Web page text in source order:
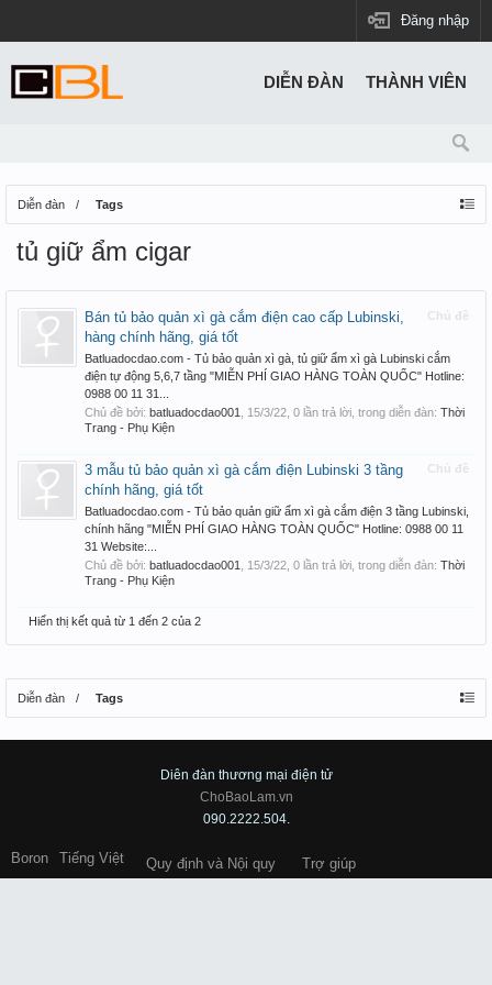
Đăng nhập
Diễn đàn Tags
tủ giữ ẩm cigar
Chủ đề
Bán tủ bảo quản xì gà cắm điện cao cấp Lubinski,
hàng chính hãng, giá tốt
Batluadocdao.com - Tủ bảo quản xì gà, tủ giữ ẩm xì gà Lubinski cắm
điện tự động 5,6,7 tầng "MIỄN PHÍ GIAO HÀNG TOÀN QUỐC" Hotline:
0988 00 11 31...
Chủ đề bởi: batluadocdao001 15/3/22 , 0 lần trả lời, trong diễn đàn: Thời
Trang - Phụ Kiện
Chủ đề
3 mẫu tủ bảo quản xì gà cắm điện Lubinski 3 tầng
chính hãng, giá tốt
Batluadocdao.com - Tủ bảo quản giữ ẩm xì gà cắm điện 3 tầng Lubinski,
chính hãng "MIỄN PHÍ GIAO HÀNG TOÀN QUỐC" Hotline: 0988 00 11
31 Website:...
Chủ đề bởi: batluadocdao001 15/3/22 , 0 lần trả lời, trong diễn đàn: Thời
Trang - Phụ Kiện
Hiển thị kết quả từ 1 đến 2 của 2
Diễn đàn Tags
DIỄN ĐÀN THÀNH VIÊN
Diên đàn thương mại điện tử
ChoBaoLam.vn
090.2222.504.
Boron Tiếng Việt Quy định và Nội quy Trợ giúp